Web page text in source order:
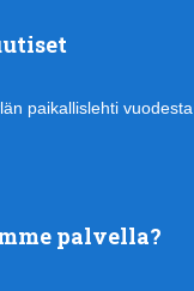
paikallislehti vuodesta
palvella?